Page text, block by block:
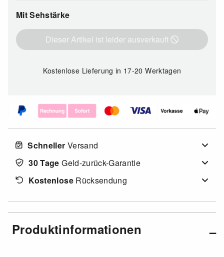
Mit Sehstärke
Dieser Artikel ist leider ausverkauft
Kostenlose Lieferungin 17-20 Werktagen
Schneller Versand
30 Tage Geld-zurück-Garantie
KostenloseRücksendung
Produktinformationen